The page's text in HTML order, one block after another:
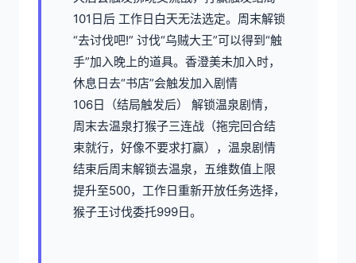
101日后 工作日白天无法选定。周末解锁
“去讨伐吧!” 讨伐“乌贼大王”可以得到“触
手”加入晚上的道具。香澄美未加入时，
休息日去“书店”会触发加入剧情
106日（结局触发后） 解锁温泉剧情，
周末去温泉打猴子三连战（拖完回合结
束就行，好像不要求打赢），温泉剧情
结束后周末解锁去温泉，五维数值上限
提升至500，工作日重新开放任务选择，
猴子王讨伐委托999日。